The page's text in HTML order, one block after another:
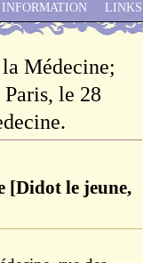
Médecine;
le 28
[Didot le jeune,
INFORMATION LINKS